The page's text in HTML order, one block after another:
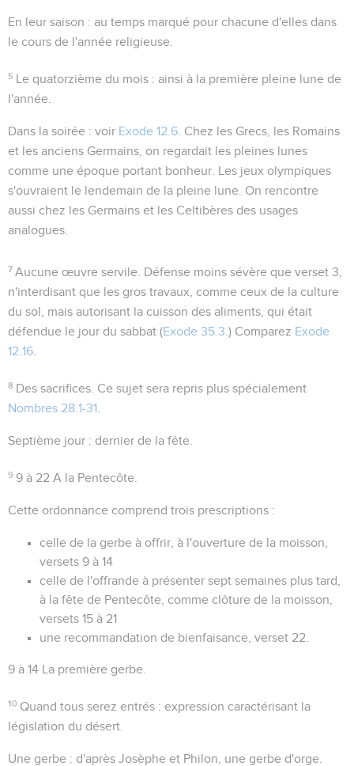
En leur saison : au temps marqué pour chacune d'elles dans
le cours de l'année religieuse.
5 Le quatorzième du mois : ainsi à la première pleine lune de
l'année.
Dans la soirée : voir Exode 12.6 . Chez les Grecs, les Romains
et les anciens Germains, on regardait les pleines lunes
comme une époque portant bonheur. Les jeux olympiques
s'ouvraient le lendemain de la pleine lune. On rencontre
aussi chez les Germains et les Celtibères des usages
analogues.
7 Aucune œuvre servile . Défense moins sévère que verset 3,
n'interdisant que les gros travaux, comme ceux de la culture
du sol, mais autorisant la cuisson des aliments, qui était
défendue le jour du sabbat (Exode 35.3 .) Comparez Exode
12.16
8 Des sacrifices . Ce sujet sera repris plus spécialement
Nombres 28.1-31
Septième jour : dernier de la fête.
9 9 à 22 A la Pentecôte.
Cette ordonnance comprend trois prescriptions :
celle de la gerbe à offrir, à l'ouverture de la moisson,
versets 9 à 14
celle de l'offrande à présenter sept semaines plus tard,
à la fête de Pentecôte, comme clôture de la moisson,
versets 15 à 21
une recommandation de bienfaisance, verset 22.
9 à 14 La première gerbe.
10 Quand tous serez entrés : expression caractérisant la
législation du désert
Une gerbe : d'après Josèphe et Philon, une gerbe d'orge.